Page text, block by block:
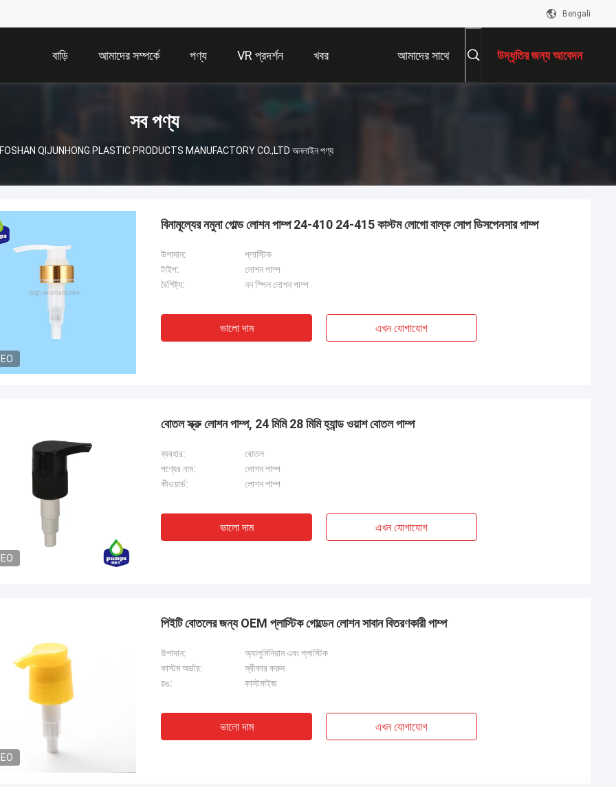
Bengali
বাড়ি আমাদের সম্পর্কে পণ্য VR প্রদর্শন খবর আমাদের সাথে উদ্ধৃতির জন্য আবেদন
সব পণ্য
FOSHAN QIJUNHONG PLASTIC PRODUCTS MANUFACTORY CO.,LTD অনলাইন পণ্য
বিনামূল্যের নমুনা গোল্ড লোশন পাম্প 24-410 24-415 কাস্টম লোগো বাল্ক সোপ ডিসপেনসার পাম্প
উপাদান:
প্লাস্টিক
টাইপ:
লোশন পাম্প
বৈশিষ্ট্য:
নন স্পিল লোশন পাম্প
ভালো দাম এখন যোগাযোগ
বোতল স্ক্রু লোশন পাম্প, 24 মিমি 28 মিমি হ্যান্ড ওয়াশ বোতল পাম্প
ব্যবহার:
বোতল
পণ্যের নাম:
লোশন পাম্প
কীওয়ার্ড:
লোশন পাম্প
ভালো দাম এখন যোগাযোগ
পিইটি বোতলের জন্য OEM প্লাস্টিক গোল্ডেন লোশন সাবান বিতরণকারী পাম্প
উপাদান:
অ্যালুমিনিয়াম এবং প্লাস্টিক
কাস্টম অর্ডার:
স্বীকার করুন
রঙ:
কাস্টমাইজ
ভালো দাম এখন যোগাযোগ